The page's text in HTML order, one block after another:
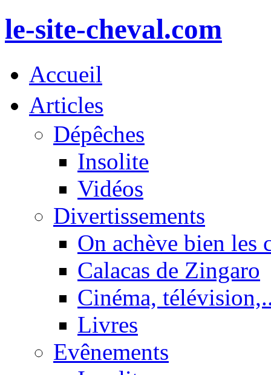
le-site-cheval.com
Accueil
Articles
Dépêches
Insolite
Vidéos
Divertissements
On achève bien les
Calacas de Zingaro
Cinéma,
Livres
Evênements